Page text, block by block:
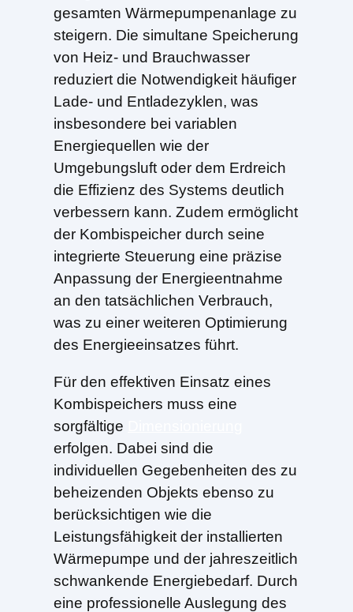
gesamten Wärmepumpenanlage zu
steigern. Die simultane Speicherung
von Heiz- und Brauchwasser
reduziert die Notwendigkeit häufiger
Lade- und Entladezyklen, was
insbesondere bei variablen
Energiequellen wie der
Umgebungsluft oder dem Erdreich
die Effizienz des Systems deutlich
verbessern kann. Zudem ermöglicht
der Kombispeicher durch seine
integrierte Steuerung eine präzise
Anpassung der Energieentnahme
an den tatsächlichen Verbrauch,
was zu einer weiteren Optimierung
des Energieeinsatzes führt.
Für den effektiven Einsatz eines
Kombispeichers muss eine
sorgfältige
erfolgen. Dabei sind die
individuellen Gegebenheiten des zu
beheizenden Objekts ebenso zu
berücksichtigen wie die
Leistungsfähigkeit der installierten
Wärmepumpe und der jahreszeitlich
schwankende Energiebedarf. Durch
eine professionelle Auslegung des